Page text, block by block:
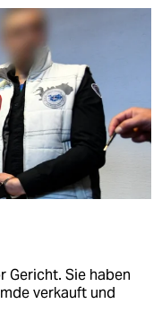
Gericht. Sie haben
verkauft und